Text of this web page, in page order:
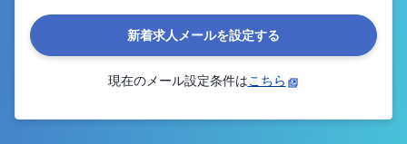
新着求人メールを設定する
現在のメール設定条件はこちら